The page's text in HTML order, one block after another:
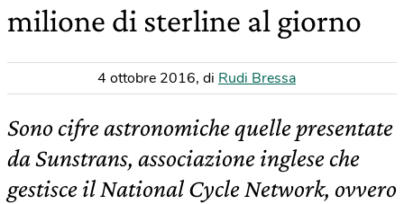
milione di sterline al giorno
4 ottobre 2016, di Rudi Bressa
Sono cifre astronomiche quelle presentate
da Sunstrans, associazione inglese che
gestisce il National Cycle Network, ovvero